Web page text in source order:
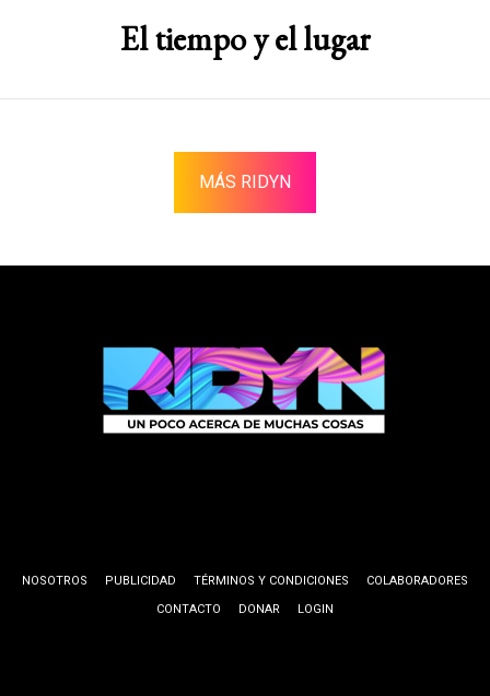
El tiempo y el lugar
MÁS RIDYN
NOSOTROS PUBLICIDAD TÉRMINOS Y CONDICIONES
COLABORADORES
CONTACTO
DONAR LOGIN